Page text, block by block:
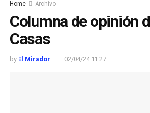
Home Archivo
Columna de opinión
Casas
by El Mirador 02/04/24 11:27